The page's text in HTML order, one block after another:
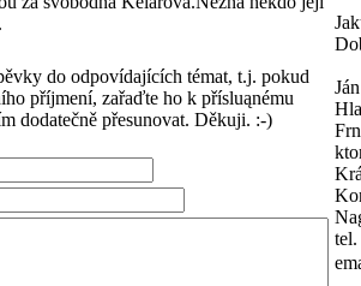
do odpovídajících témat, t.j. pokud
příjmení, zařaďte ho k přísluąnému
dodatečně přesunovat. Děkuji. :-)
Ján